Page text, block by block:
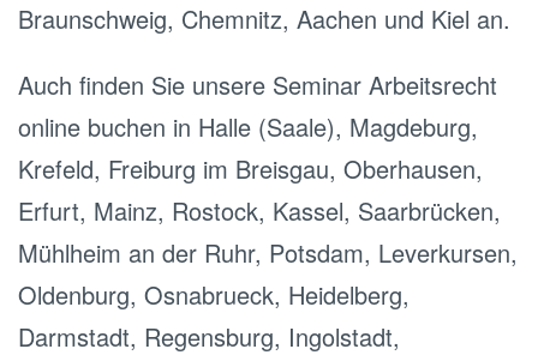
Braunschweig, Chemnitz, Aachen und Kiel an.
Auch finden Sie unsere Seminar Arbeitsrecht
online buchen in Halle (Saale), Magdeburg,
Krefeld, Freiburg im Breisgau, Oberhausen,
Erfurt, Mainz, Rostock, Kassel, Saarbrücken,
Mühlheim an der Ruhr, Potsdam, Leverkursen,
Oldenburg, Osnabrueck, Heidelberg,
Darmstadt, Regensburg, Ingolstadt,